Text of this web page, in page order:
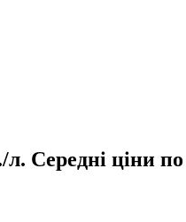
Середні ціни по